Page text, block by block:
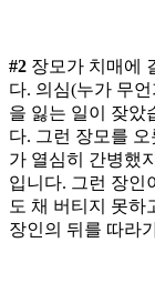
#2 장모가 치매에
다. 의심(누가 무
을 잃는 일이 잦았
다. 그런 장모를
가 열심히 간병했
입니다. 그런 장인
도 채 버티지 못하
장인의 뒤를 따라